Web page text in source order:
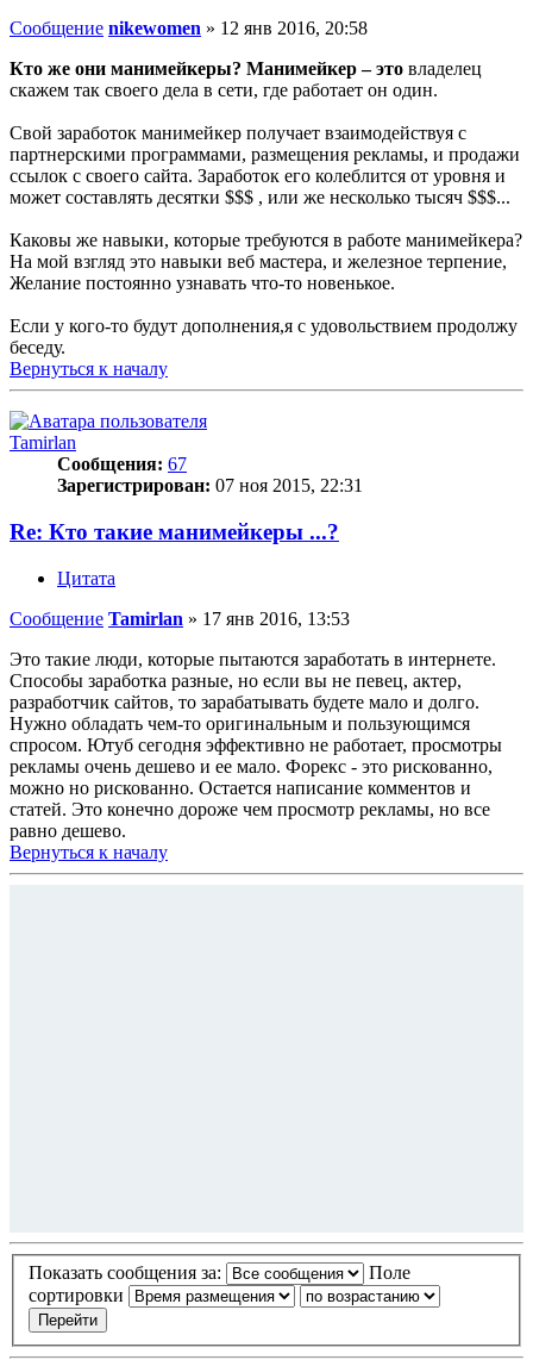
Сообщение nikewomen » 12 янв 2016, 20:58
Кто же они манимейкеры? Манимейкер – это владелец
скажем так своего дела в сети, где работает он один.
Свой заработок манимейкер получает взаимодействуя с
партнерскими программами, размещения рекламы, и продажи
ссылок с своего сайта. Заработок его колеблится от уровня и
может составлять десятки $$$ , или же несколько тысяч $$$...
Каковы же навыки, которые требуются в работе манимейкера?
На мой взгляд это навыки веб мастера, и железное терпение,
Желание постоянно узнавать что-то новенькое.
Если у кого-то будут дополнения,я с удовольствием продолжу
беседу.
Вернуться к началу
Tamirlan
Сообщения: 67
Зарегистрирован: 07 ноя 2015, 22:31
Re: Кто такие манимейкеры ...?
Цитата
Сообщение Tamirlan » 17 янв 2016, 13:53
Это такие люди, которые пытаются заработать в интернете.
Способы заработка разные, но если вы не певец, актер,
разработчик сайтов, то зарабатывать будете мало и долго.
Нужно обладать чем-то оригинальным и пользующимся
спросом. Ютуб сегодня эффективно не работает, просмотры
рекламы очень дешево и ее мало. Форекс - это рискованно,
можно но рискованно. Остается написание комментов и
статей. Это конечно дороже чем просмотр рекламы, но все
равно дешево.
Вернуться к началу
Показать сообщения за:
Поле
сортировки